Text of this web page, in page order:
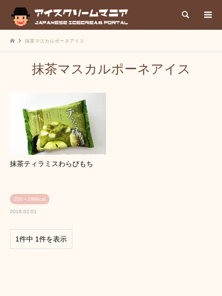
検索
抹茶マスカルポーネアイス
抹茶マスカルポーネアイス
抹茶ティラミスわらびもち
200～299kcal
2018.02.01
1件中 1件を表示